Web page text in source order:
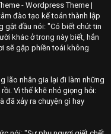
- Wordpress Theme |
đào tạo kế toán thành lập
gật đầu nói: "Có biết chút tin
khác ở trong này biết, hắn
sẽ gặp phiền toái không
lão nhân gia lại đi làm những
Vì thế khẽ nhỏ giọng hỏi:
đã xảy ra chuyện gì hay